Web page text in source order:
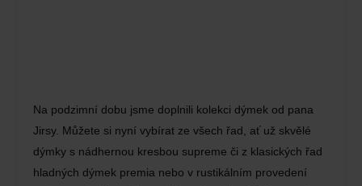
Na podzimní dobu jsme doplnili kolekci dýmek od pana
Jirsy. Můžete si nyní vybírat ze všech řad, ať už skvělé
dýmky s nádhernou kresbou supreme či z klasických řad
hladných dýmek premia nebo v rustikálním provedení